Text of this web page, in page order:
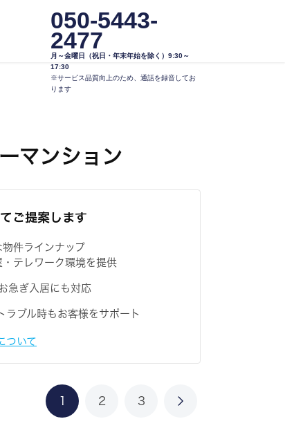
050-5443-
2477
月～金曜日（祝日・年末年始を除く）9:30～
17:30
※サービス品質向上のため、通話を録音してお
ります
マンション
ご提案します
件ラインナップ
テレワーク環境を提供
急ぎ入居にも対応
ブル時もお客様をサポート
ついて
1 2 3